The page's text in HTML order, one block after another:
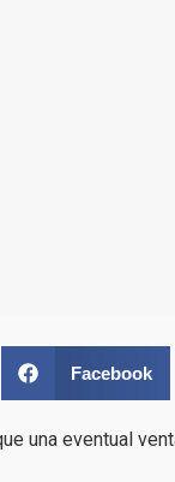
Facebook
una eventual